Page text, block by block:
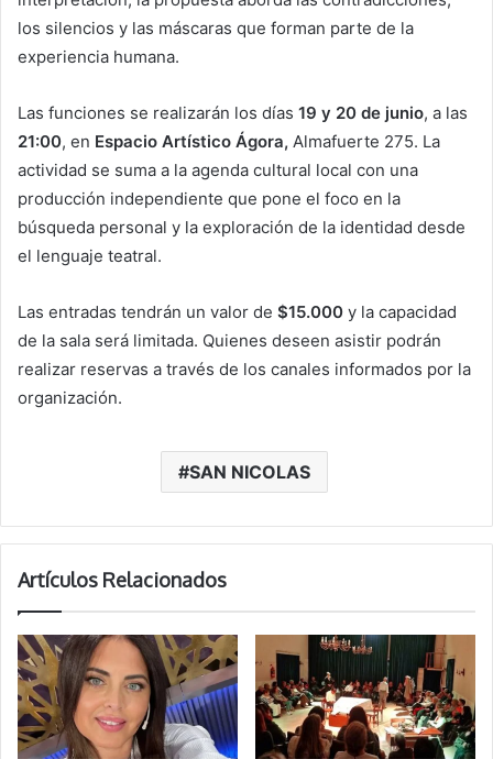
los silencios y las máscaras que forman parte de la
experiencia humana.
Las funciones se realizarán los días 19 y 20 de junio, a las
21:00, en Espacio Artístico Ágora, Almafuerte 275. La
actividad se suma a la agenda cultural local con una
producción independiente que pone el foco en la
búsqueda personal y la exploración de la identidad desde
el lenguaje teatral.
Las entradas tendrán un valor de $15.000 y la capacidad
de la sala será limitada. Quienes deseen asistir podrán
realizar reservas a través de los canales informados por la
organización.
SAN NICOLAS
Artículos Relacionados